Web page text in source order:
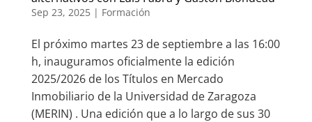
Sep 23, 2025| Formación
El próximo martes 23 de septiembre a las 16:00
h, inauguramos oficialmente la edición
2025/2026 de los Títulos en Mercado
Inmobiliario de la Universidad de Zaragoza
(MERIN) . Una edición que a lo largo de sus 30